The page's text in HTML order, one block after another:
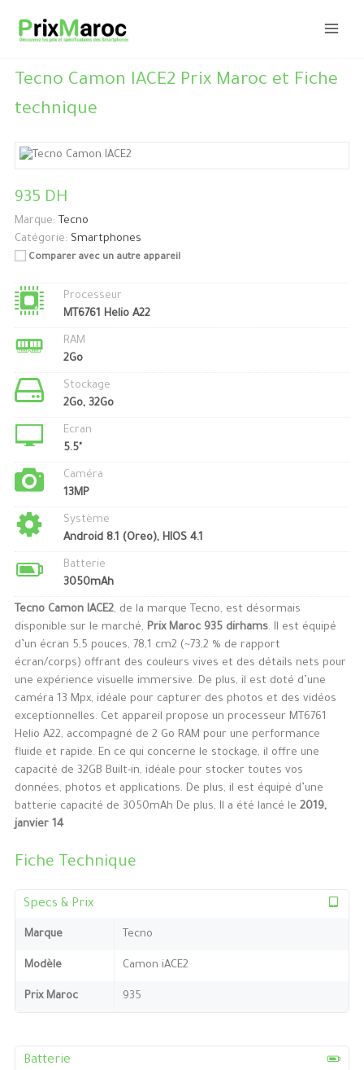
Tecno Camon IACE2 Prix Maroc et Fiche
technique
935 DH
Marque: Tecno
Catégorie: Smartphones
Comparer avec un autre appareil
Processeur
MT6761 Helio A22
RAM
2Go
Stockage
2Go, 32Go
Ecran
5.5"
Caméra
13MP
Système
Android 8.1 (Oreo), HIOS 4.1
Batterie
3050mAh
Tecno Camon IACE2, de la marque Tecno, est désormais
disponible sur le marché, Prix Maroc 935 dirhams. Il est équipé
d’un écran 5,5 pouces, 78,1 cm2 (~73,2 % de rapport
écran/corps) offrant des couleurs vives et des détails nets pour
une expérience visuelle immersive. De plus, il est doté d’une
caméra 13 Mpx, idéale pour capturer des photos et des vidéos
exceptionnelles. Cet appareil propose un processeur MT6761
Helio A22, accompagné de 2 Go RAM pour une performance
fluide et rapide. En ce qui concerne le stockage, il offre une
capacité de 32GB Built-in, idéale pour stocker toutes vos
données, photos et applications. De plus, il est équipé d’une
batterie capacité de 3050mAh De plus, Il a été lancé le 2019,
janvier 14
Fiche Technique
Specs & Prix
Marque Tecno
Modèle Camon iACE2
Prix Maroc 935
Batterie